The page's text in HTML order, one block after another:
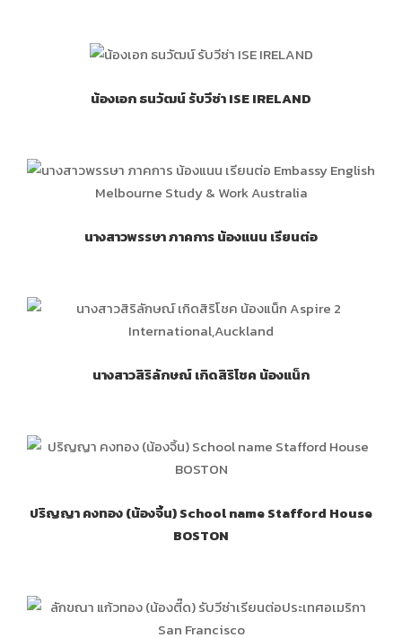
น้องเอก ธนวัฒน์ รับวีซ่า ISE IRELAND
นางสาวพรรษา ภาคการ น้องแนน เรียนต่อ
นางสาวสิริลักษณ์ เกิดสิริโชค น้องแน็ก
ปริญญา คงทอง (น้องจิ้น) School name Stafford House
BOSTON